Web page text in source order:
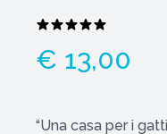
€ 13,00
“Una casa per i